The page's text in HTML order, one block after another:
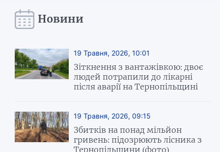
Новини
19 Травня, 2026, 10:01
Зіткнення з вантажівкою: двоє
людей потрапили до лікарні
після аварії на Тернопільщині
19 Травня, 2026, 09:15
Збитків на понад мільйон
гривень: підозрюють лісника з
Тернопільщини (фото)